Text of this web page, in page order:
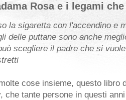
Rosa e i legami
la sigaretta con l'accendino e
delle puttane sono anche
scegliere il padre che si
cose insieme, questo libro
che tante persone in questi